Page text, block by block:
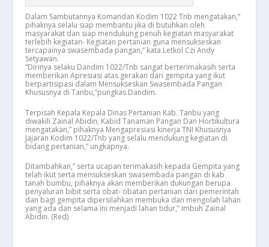
Dalam Sambutannya Komandan Kodim 1022 Tnb mengatakan,”
pihaknya selalu siap membantu jika di butuhkan oleh
masyarakat dan siap mendukung penuh kegiatan masyarakat
terlebih kegiatan- Kegiatan pertanian guna mensukseskan
tercapainya swasembada pangan,” kata Letkol Czi Andy
Setyawan.
“Dirinya selaku Dandim 1022/Tnb sangat berterimakasih serta
memberikan Apresiasi atas gerakan dari gempita yang ikut
berpartisipasi dalam Mensukseskan Swasembada Pangan
Khususnya di Tanbu,”pungkas Dandim.
Terpisah Kepala Kepala Dinas Pertanian Kab. Tanbu yang
diwakili Zainal Abidin, Kabid Tanaman Pangan Dan Hortikultura
mengatakan,” pihaknya Mengapresiasi kinerja TNI Khususnya
Jajaran Kodim 1022/Tnb yang selalu mendukung kegiatan di
bidang pertanian,” ungkapnya.
Ditambahkan,” serta ucapan terimakasih kepada Gempita yang
telah ikut serta mensukseskan swasembada pangan di kab
tanah bumbu, pihaknya akan memberikan dukungan berupa
penyaluran bibit serta obat- obatan pertanian dari pemerintah
dan bagi gempita dipersilahkan membuka dan mengolah lahan
yang ada dan selama ini menjadi lahan tidur,” imbuh Zainal
Abidin. (Red)